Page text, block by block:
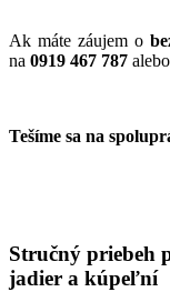
Ak máte záujem o
na 0919 467 787
Tešíme sa na
Stručný priebeh
jadier a kúpeľní